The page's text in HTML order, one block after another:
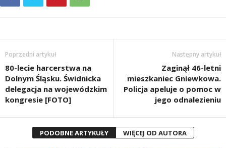
Poprzedni artykuł
80-lecie harcerstwa na
Dolnym Śląsku. Świdnicka
delegacja na wojewódzkim
kongresie [FOTO]
Następny artykuł
Zaginął 46-letni
mieszkaniec Gniewkowa.
Policja apeluje o pomoc w
jego odnalezieniu
PODOBNE ARTYKUŁY WIĘCEJ OD AUTORA